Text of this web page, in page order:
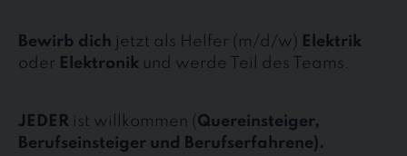
Bewirb dich jetzt als Helfer (m/d/w)
Elektrik
oder
Elektronik und werde Teil des Teams.
JEDER ist willkommen (Quereinsteiger,
Berufseinsteiger und Berufserfahrene).